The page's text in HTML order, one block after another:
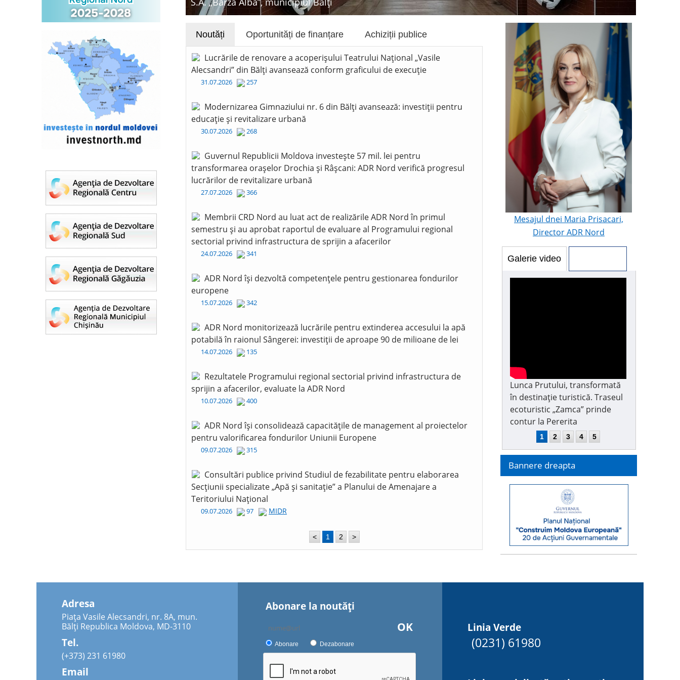
Noutăți Oportunități de finanțare Achiziții publice
Lucrările de renovare a acoperișului Teatrului Național „Vasile
Alecsandri” din Bălți avansează conform graficului de execuție
31.07.2026 257
Modernizarea Gimnaziului nr. 6 din Bălți avansează: investiții pentru
educație și revitalizare urbană
30.07.2026 268
Guvernul Republicii Moldova investește 57 mil. lei pentru
transformarea orașelor Drochia și Râșcani: ADR Nord verifică progresul
lucrărilor de revitalizare urbană
27.07.2026 366
Membrii CRD Nord au luat act de realizările ADR Nord în primul
semestru și au aprobat raportul de evaluare al Programului regional
sectorial privind infrastructura de sprijin a afacerilor
24.07.2026 341
ADR Nord își dezvoltă competențele pentru gestionarea fondurilor
europene
15.07.2026 342
ADR Nord monitorizează lucrările pentru extinderea accesului la apă
potabilă în raionul Sângerei: investiții de aproape 90 de milioane de lei
14.07.2026 135
Rezultatele Programului regional sectorial privind infrastructura de
sprijin a afacerilor, evaluate la ADR Nord
10.07.2026 400
ADR Nord își consolidează capacitățile de management al proiectelor
pentru valorificarea fondurilor Uniunii Europene
09.07.2026 315
Consultări publice privind Studiul de fezabilitate pentru elaborarea
Secțiunii specializate „Apă și sanitație” a Planului de Amenajare a
Teritoriului Național
09.07.2026 97 MIDR
< 1 2 >
Mesajul dnei Maria Prisacari,
Director ADR Nord
Galerie video
Lunca Prutului, transformată
în destinație turistică. Traseul
ecoturistic „Zamca” prinde
contur la Pererita
1 2 3 4 5
Bannere dreapta
Adresa
Piața Vasile Alecsandri, nr. 8A, mun.
Bălți Republica Moldova, MD-3110
Tel.
(+373) 231 61980
Email
Abonare la noutăţi
OK
Abonare Dezabonare
Linia Verde
(0231) 61980